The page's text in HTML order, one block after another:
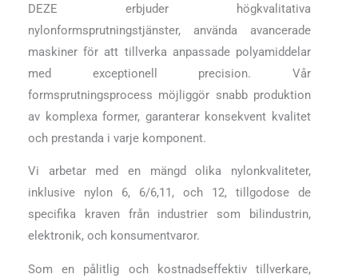
DEZE erbjuder högkvalitativa
nylonformsprutningstjänster, använda avancerade
maskiner för att tillverka anpassade polyamiddelar
med exceptionell precision. Vår
formsprutningsprocess möjliggör snabb produktion
av komplexa former, garanterar konsekvent kvalitet
och prestanda i varje komponent.
Vi arbetar med en mängd olika nylonkvaliteter,
inklusive nylon 6, 6/6,11, och 12, tillgodose de
specifika kraven från industrier som bilindustrin,
elektronik, och konsumentvaror.
Som en pålitlig och kostnadseffektiv tillverkare,